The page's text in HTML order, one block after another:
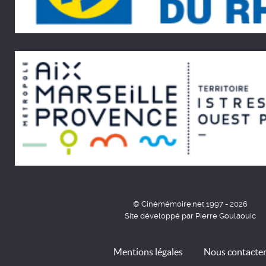
© Cinémémoire.net 1997 - 2026
Site développé par Pierre Goulaouic
Mentions légales Nous contacter